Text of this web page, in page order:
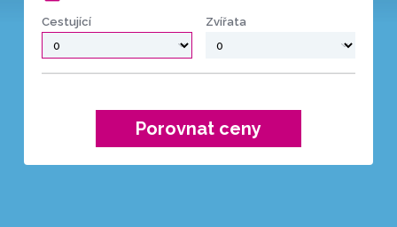
Cestující Zvířata
Porovnat ceny